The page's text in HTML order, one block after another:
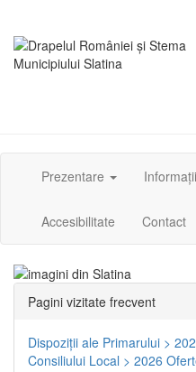
Prezentare
Accesibilitate Contact
Pagini vizitate frecvent
Dispoziţii ale Primarului >
Consiliului Local > 2026